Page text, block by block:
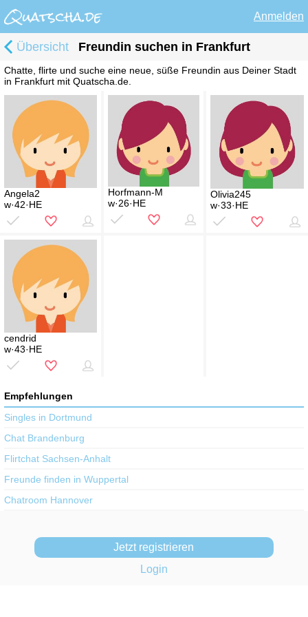
Anmelden
Übersicht Freundin suchen in Frankfurt
Chatte, flirte und suche eine neue, süße Freundin aus Deiner Stadt
in Frankfurt mit Quatscha.de.
Angela2
w·42·HE
Horfmann-M
w·26·HE
Olivia245
w·33·HE
cendrid
w·43·HE
Empfehlungen
Singles in Dortmund
Chat Brandenburg
Flirtchat Sachsen-Anhalt
Freunde finden in Wuppertal
Chatroom Hannover
Jetzt registrieren
Login